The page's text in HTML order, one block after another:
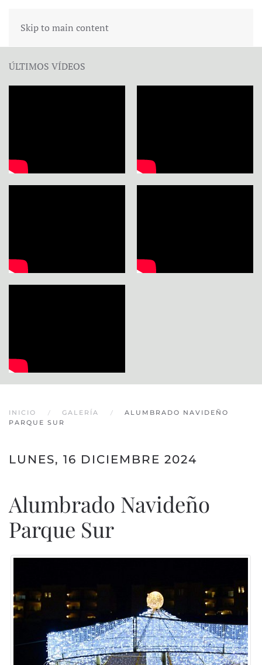
Skip to main content
ÚLTIMOS VÍDEOS
INICIO GALERÍA
ALUMBRADO NAVIDEÑO
PARQUE SUR
LUNES, 16 DICIEMBRE 2024
Alumbrado Navideño
Parque Sur